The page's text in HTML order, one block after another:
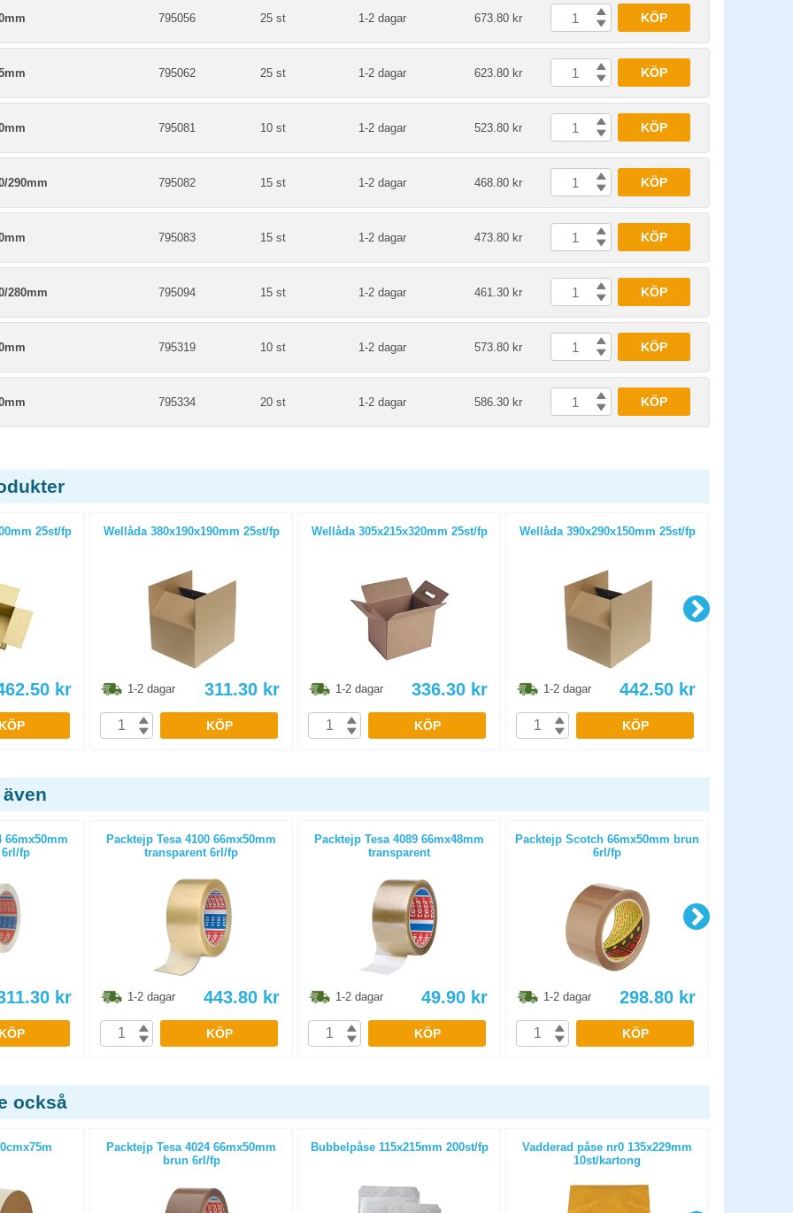
795056 25 st 1-2 dagar 673.80 kr KÖP
795062 25 st 1-2 dagar 623.80 kr KÖP
795081 10 st 1-2 dagar 523.80 kr KÖP
290mm 795082 15 st 1-2 dagar 468.80 kr KÖP
795083 15 st 1-2 dagar 473.80 kr KÖP
280mm 795094 15 st 1-2 dagar 461.30 kr KÖP
795319 10 st 1-2 dagar 573.80 kr KÖP
795334 20 st 1-2 dagar 586.30 kr KÖP
25st/fp
kr
KÖP
Wellåda 380x190x190mm 25st/fp
1-2 dagar 311.30 kr
KÖP
Wellåda 305x215x320mm 25st/fp
1-2 dagar 336.30 kr
KÖP
Wellåda 390x290x150mm 25st/fp
1-2 dagar 442.50 kr
KÖP
66mx50mm
6rl/fp
kr
KÖP
Packtejp Tesa 4100 66mx50mm
transparent 6rl/fp
1-2 dagar 443.80 kr
KÖP
Packtejp Tesa 4089 66mx48mm
transparent
1-2 dagar 49.90 kr
KÖP
Packtejp Scotch 66mx50mm brun
6rl/fp
1-2 dagar 298.80 kr
KÖP
också
Packtejp Tesa 4024 66mx50mm
brun 6rl/fp
Bubbelpåse 115x215mm 200st/fp
Vadderad påse nr0 135x229mm
10st/kartong